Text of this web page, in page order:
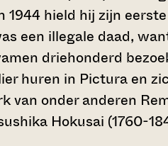
1944 hield hij zijn
een illegale daad,
driehonderd
huren in Pictura en
van onder anderen
Hokusai (1760-